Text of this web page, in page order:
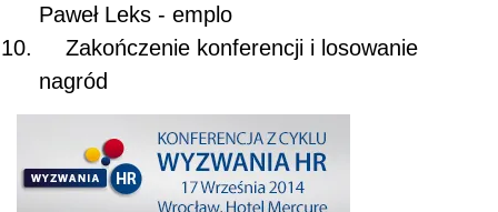
Paweł Leks - emplo
Zakończenie konferencji i losowanie
nagród